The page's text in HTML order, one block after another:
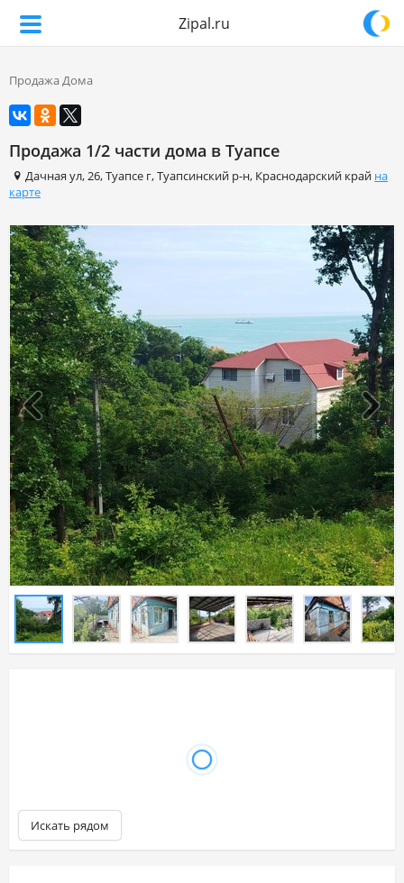
Zipal.ru
Продажа Дома
Продажа 1/2 части дома в Туапсе
Дачная ул,26,Туапсе г,Туапсинский р-н, Краснодарский край на
карте
Искать рядом